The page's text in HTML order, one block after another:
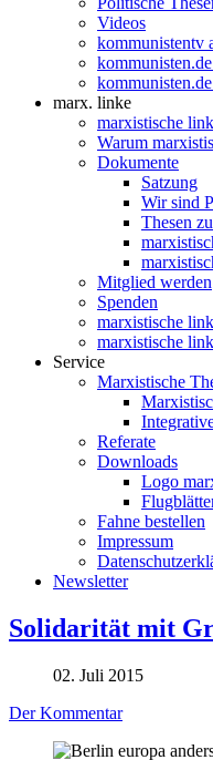
Videos
kommunistentv
marx. linke
marxistische
Warum
Dokumente
Satzung
Wir sind
Thesen
Mitglied werden
Spenden
marxistische
marxistische
Service
Marxistische
Referate
Downloads
Logo
Fahne bestellen
Impressum
Newsletter
Solidarität mit
02. Juli 2015
Der Kommentar